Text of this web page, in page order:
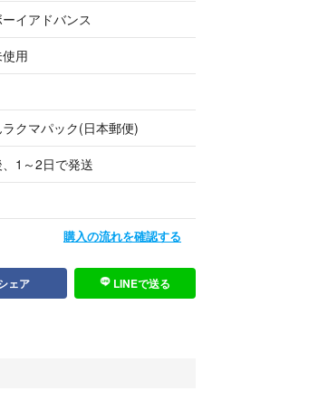
カバー
イアドバンス
用
クマパック(日本郵便)
1～2日で発送
購入の流れを確認する
ェア LINEで送る